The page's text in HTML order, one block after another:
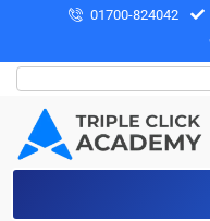
01700-824042